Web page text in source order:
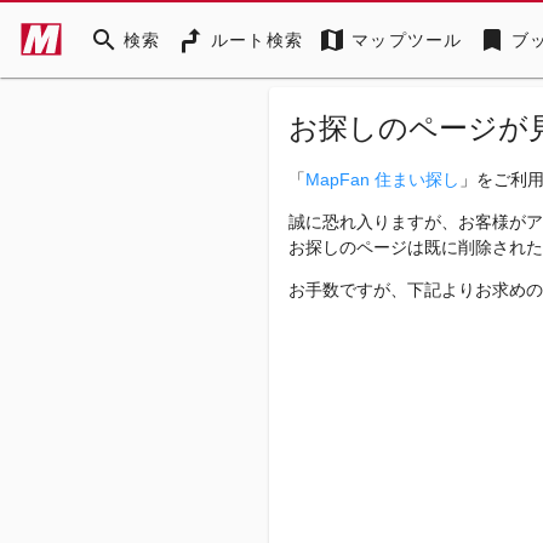
search 検索 ルート検索 map マップツール bookmark ブ
お探しのページが
「MapFan 住まい探し 」をご利
誠に恐れ入りますが、お客様が
お探しのページは既に削除され
お手数ですが、下記よりお求め